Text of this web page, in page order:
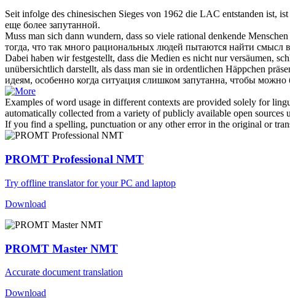
Seit infolge des chinesischen Sieges von 1962 die LAC entstanden ist,
еще более запутанной.
Muss man sich dann wundern, dass so viele rational denkende
тогда, что так много рациональных людей пытаются найти смысл
Dabei haben wir festgestellt, dass die Medien es nicht nur versäumen,
unübersichtlich darstellt, als dass man sie in ordentlichen Häppchen
идеям, особенно когда ситуация слишком запутанна, чтобы можно
Examples of word usage in different contexts are provided solely for
automatically collected from a variety of publicly available open sources
If you find a spelling, punctuation or any other error in the original or
PROMT Professional NMT
Try offline translator for your PC and laptop
Download
PROMT Master NMT
Accurate document translation
Download